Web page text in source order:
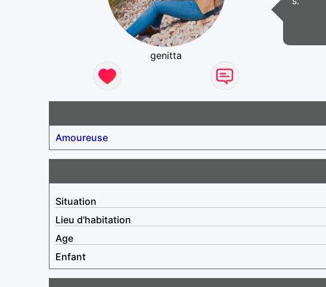
genitta
Amoureuse
Situation
Lieu d'habitation
Age
Enfant